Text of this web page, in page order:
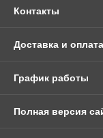
Контакты
Доставка и оплата
График работы
Полная версия